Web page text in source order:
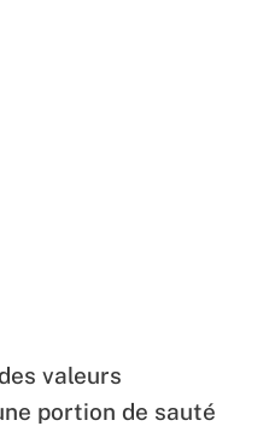
valeurs
portion de sauté